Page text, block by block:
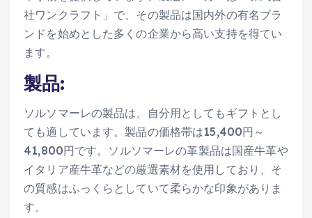
社ワンクラフト」で、その製品は国内外の有名ブラ
ンドを始めとした多くの企業から高い支持を得てい
ます。
製品:
ソルソマーレの製品は、自分用としてもギフトとし
ても適しています。製品の価格帯は15,400円～
41,800円です。ソルソマーレの革製品は国産牛革や
イタリア産牛革などの厳選素材を使用しており、そ
の質感はふっくらとしていて柔らかな印象がありま
す。